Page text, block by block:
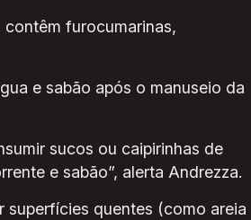
furocumarinas,
e sabão após o manuseio da
sucos ou caipirinhas de
e sabão”, alerta Andrezza.
superfícies quentes (como areia